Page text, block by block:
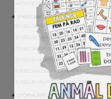
AKTIVITETSPAKET MATEMATIK
★ ENGELSKA
ENGELSKA LÄSNING
ENGELSK SKRIVNING
ENGELSKA ORD- OCH BEGREPP
ENGELSK GRAMATIK
ENGELSKA HÖGFREKVENTA ORD
ENGELSK MUNTLIGA FÄRDIGHET
★ UTOMHUSPEDAGOGIK